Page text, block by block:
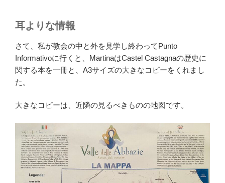
耳よりな情報
さて、私が教会の中と外を見学し終わってPunto
Informativoに行くと、MartinaはCastel Castagnaの歴史に
関する本を一冊と、A3サイズの大きなコピーをくれまし
た。
大きなコピーは、近隣の見るべきものの地図です。